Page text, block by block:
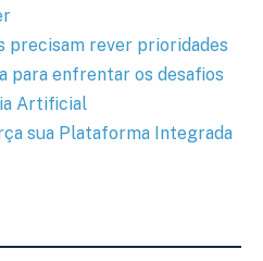
precisam rever prioridades
para enfrentar os desafios
Artificial
sua Plataforma Integrada